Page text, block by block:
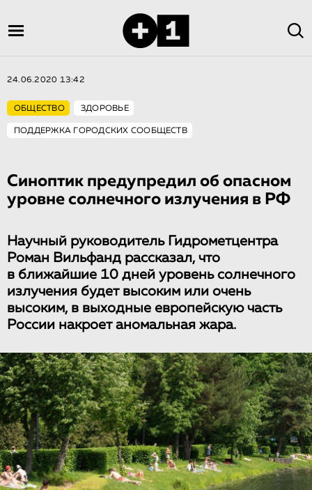
24.06.2020 13:42
ОБЩЕСТВО ЗДОРОВЬЕ
ПОДДЕРЖКА ГОРОДСКИХ СООБЩЕСТВ
Cиноптик предупредил об опасном
уровне солнечного излучения в РФ
Научный руководитель Гидрометцентра
Роман Вильфанд рассказал, что
в ближайшие 10 дней уровень солнечного
излучения будет высоким или очень
высоким, в выходные европейскую часть
России накроет аномальная жара.